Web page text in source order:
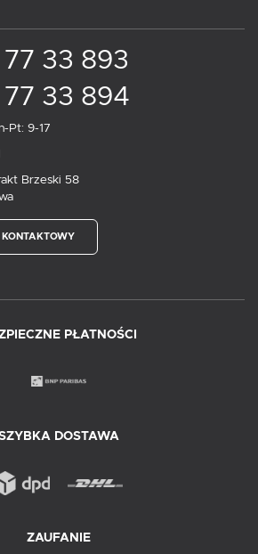
33 893
33 894
Pt: 9-17
Brzeski 58
PŁATNOŚCI
DOSTAWA
ZAUFANIE